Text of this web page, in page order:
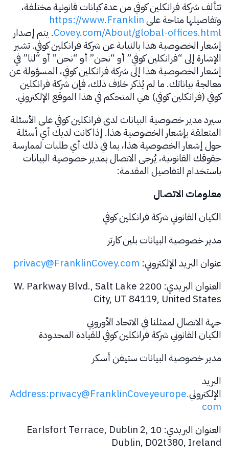
تتألف شركة فرانكلين كوفي من عدة كيانات قانونية مختلفة،
وتفاصيلها متاحة علىhttps://www.Franklin
Covey.com/About/global-offices.html. يتم إصدار
إشعار الخصوصية هذا بالنيابة عن شركة فرانكلين كوفي. تشير
الإشارة إلى “فرانكلين كوفي” أو “نحن” أو “نحن” أو “لنا” في
إشعار الخصوصية هذا إلى شركة فرانكلين كوفي، المسؤولة عن
معالجة بياناتك. ما لم يُذكر خلاف ذلك، فإن شركة فرانكلين
كوفي (فرانكلين كوفي) هي المتحكم في هذا الموقع الإلكتروني.
سيرد مدير خصوصية البيانات لدى فرانكلين كوفي على الأسئلة
المتعلقة بإشعار الخصوصية هذا. إذا كانت لديك أي أسئلة
حول إشعار الخصوصية هذا، بما في ذلك أي طلبات لممارسة
حقوقك القانونية، يُرجى الاتصال بمدير خصوصية البيانات
باستخدام التفاصيل المقدمة:
معلومات الاتصال
الكيان القانوني شركة فرانكلين كوفي
مدير خصوصية البيانات بلين كارتر
عنوان البريد الإلكتروني: privacy@FranklinCovey.com
العنوان البريدي: 2200 W. Parkway Blvd., Salt Lake
City, UT 84119, United States
جهة الاتصال لممثلنا في الاتحاد الأوروبي
الكيان القانوني شركة فرانكلين كوفي للقيادة المحدودة
مدير خصوصية البيانات ستيفن أسكر
البريد
الإلكترونيAddress:privacy@FranklinCoveyeurope.
com
العنوان البريدي: 10 Earlsfort Terrace, Dublin 2,
Dublin, D02t380, Ireland